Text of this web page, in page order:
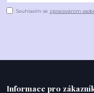
Souhlasím se zpracováním
Informace pro